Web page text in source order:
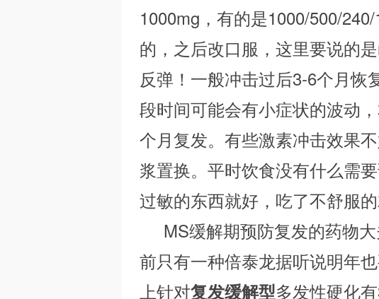
1000mg，有的是1000/500/
的，之后改口服，这里要说的
反弹！一般冲击过后3-6个月恢
段时间可能会有小症状的波动
个月复发。有些激素冲击效果
浆置换。平时饮食没有什么需
过敏的东西就好，吃了不舒服的
MS缓解期预防复发的药物
前只有一种倍泰龙据听说明年
上针对复发缓解型多发性硬化